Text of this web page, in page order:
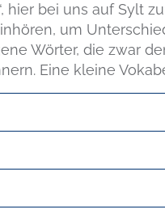
hier bei uns auf Sylt
um
Wörter, die zwar
Eine kleine